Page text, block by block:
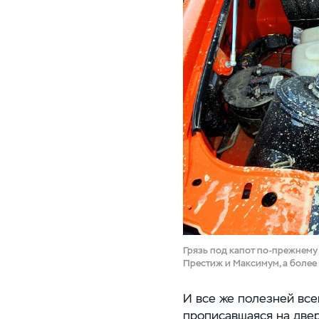
Грязь под капотпо-прежнему
Престиж и Максимум, а
И все же полезней
прописавшаяся на